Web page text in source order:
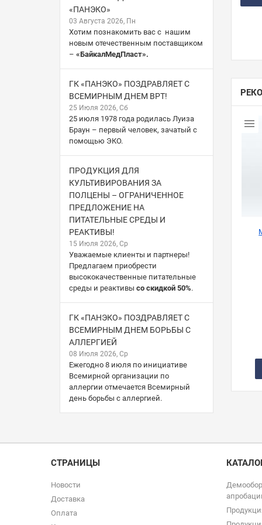
«ПАНЭКО»
03 Августа 2026, Пн
Хотим познакомить вас с нашим
новым отечественным поставщиком
– «БайкалМедПласт».
ГК «ПАНЭКО» ПОЗДРАВЛЯЕТ С
ВСЕМИРНЫМ ДНЕМ ВРТ!
25 Июля 2026, Сб
25 июля 1978 года родилась Луиза
Браун – первый человек, зачатый с
помощью ЭКО.
ПРОДУКЦИЯ ДЛЯ
КУЛЬТИВИРОВАНИЯ ЗА
ПОЛЦЕНЫ – ОГРАНИЧЕННОЕ
ПРЕДЛОЖЕНИЕ НА
ПИТАТЕЛЬНЫЕ СРЕДЫ И
РЕАКТИВЫ!
15 Июля 2026, Ср
Уважаемые клиенты и партнеры!
Предлагаем приобрести
высококачественные питательные
среды и реактивы со скидкой 50%.
ГК «ПАНЭКО» ПОЗДРАВЛЯЕТ С
ВСЕМИРНЫМ ДНЕМ БОРЬБЫ С
АЛЛЕРГИЕЙ
08 Июля 2026, Ср
Ежегодно 8 июля по инициативе
Всемирной организации по
аллергии отмечается Всемирный
день борьбы с аллергией.
СТРАНИЦЫ
Новости
Доставка
Оплата